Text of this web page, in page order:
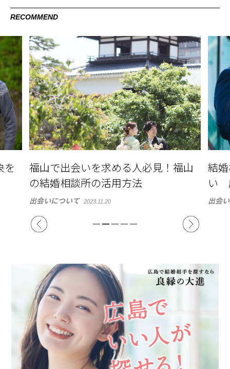
RECOMMEND
見！福山
結婚相談所から始まる新しい出会
い 広島の結婚相談所の選び方
出会いについて